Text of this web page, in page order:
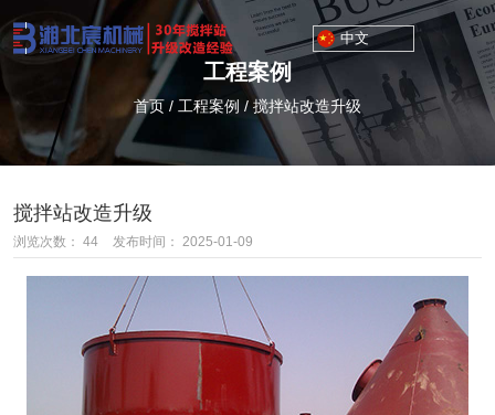
中文
工程案例
首页 / 工程案例 / 搅拌站改造升级
搅拌站改造升级
浏览次数： 44 发布时间： 2025-01-09